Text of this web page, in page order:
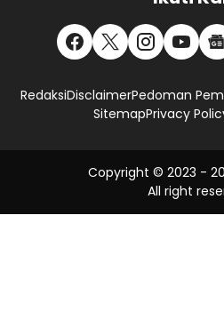
RedaksiDisclaimerPedoman
SitemapPrivacy
Copyright © 2023 -
All right